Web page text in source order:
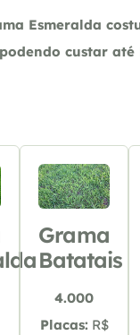
Esmeralda
custar até
Grama
Batatais
4.000
Placas: R$